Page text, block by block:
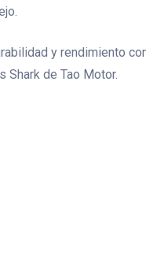
y rendimiento
Shark de Tao Motor.